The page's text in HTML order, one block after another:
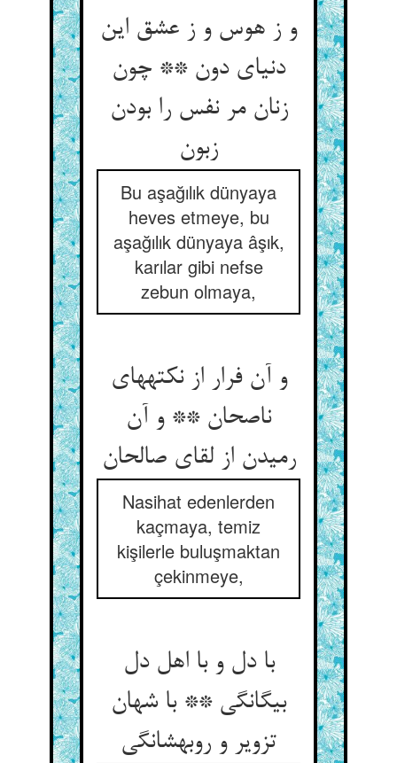
و ز هوس و ز عشق این
دنیای دون ** چون
زنان مر نفس را بودن
زبون‏
Bu aşağılık dünyaya
heves etmeye, bu
aşağılık dünyaya âşık,
karılar gibi nefse
zebun olmaya,
و آن فرار از نکته‏های
ناصحان ** و آن
رمیدن از لقای صالحان‏
Nasihat edenlerden
kaçmaya, temiz
kişilerle buluşmaktan
çekinmeye,
با دل و با اهل دل
بیگانگی ** با شهان
تزویر و روبه‏شانگی‏